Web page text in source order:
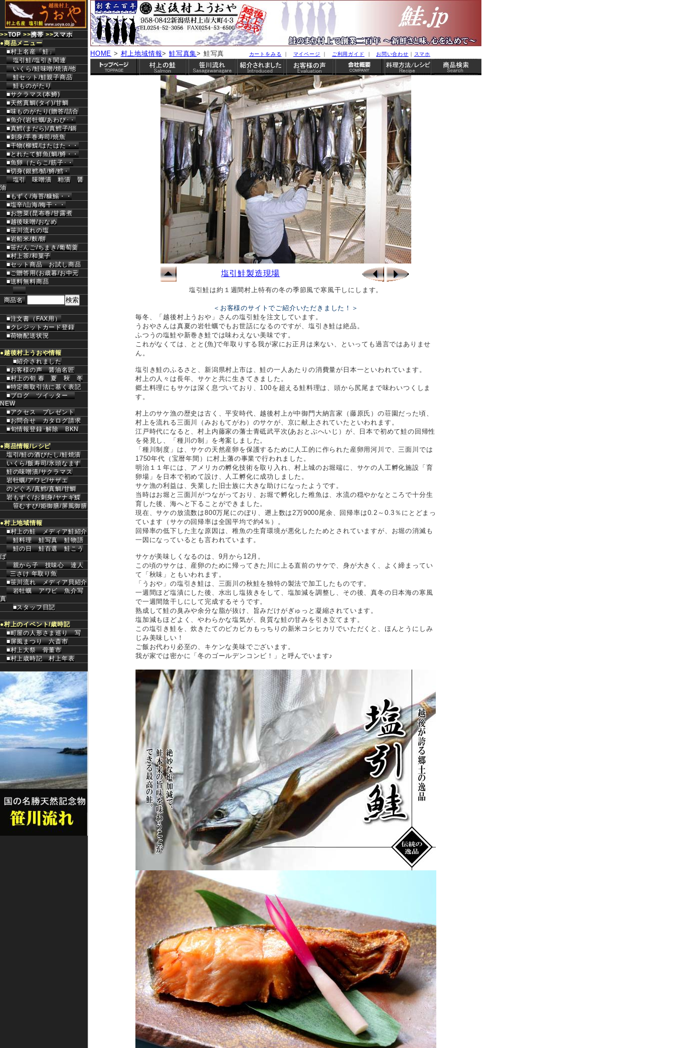
HOME > 村上地域情報>鮭写真集> 鮭写真 カートをみる ｜ マイページ ｜ ご利用ガイド ｜ お問い合わせ ｜ スマホ
塩引鮭製造現場
塩引鮭は約１週間村上特有の冬の季節風で寒風干しにします。
＜お客様のサイトでご紹介いただきました！＞
毎冬、「越後村上うおや」さんの塩引鮭を注文しています。
うおやさんは真夏の岩牡蠣でもお世話になるのですが、塩引き鮭は絶品。
ふつうの塩鮭や新巻き鮭では味わえない美味です。
これがなくては、とと(魚)で年取りする我が家にお正月は来ない、といっても過言ではありませ
ん。
塩引き鮭のふるさと、新潟県村上市は、鮭の一人あたりの消費量が日本一といわれています。
村上の人々は長年、サケと共に生きてきました。
郷土料理にもサケは深く息づいており、100を超える鮭料理は、頭から尻尾まで味わいつくしま
す。
村上のサケ漁の歴史は古く、平安時代、越後村上が中御門大納言家（藤原氏）の荘園だった頃、
村上を流れる三面川（みおもてがわ）のサケが、京に献上されていたといわれます。
江戸時代になると、村上内藤家の藩士青砥武平次(あおとぶへいじ）が、日本で初めて鮭の回帰性
を発見し、「種川の制」を考案しました。
「種川制度」は、サケの天然産卵を保護するために人工的に作られた産卵用河川で、三面川では
1750年代（宝暦年間）に村上藩の事業で行われました。
明治１１年には、アメリカの孵化技術を取り入れ、村上城のお堀端に、サケの人工孵化施設「育
卵場」を日本で初めて設け、人工孵化に成功しました。
サケ漁の利益は、失業した旧士族に大きな助けになったようです。
当時はお堀と三面川がつながっており、お堀で孵化した稚魚は、水流の穏やかなところで十分生
育した後、海へと下ることができました。
現在、サケの放流数は800万尾にのぼり、遡上数は2万9000尾余、回帰率は0.2～0.3％にとどまっ
ています（サケの回帰率は全国平均で約4％）。
回帰率の低下した主な原因は、稚魚の生育環境が悪化したためとされていますが、お堀の消滅も
一因になっているとも言われています。
サケが美味しくなるのは、9月から12月。
この頃のサケは、産卵のために帰ってきた川に上る直前のサケで、身が大きく、よく締まってい
て「秋味」ともいわれます。
「うおや」の塩引き鮭は、三面川の秋鮭を独特の製法で加工したものです。
一週間ほど塩漬にした後、水出し塩抜きをして、塩加減を調整し、その後、真冬の日本海の寒風
で一週間陰干しにして完成するそうです。
熟成して鮭の臭みや余分な脂が抜け、旨みだけがぎゅっと凝縮されています。
塩加減もほどよく、やわらかな塩気が、良質な鮭の甘みを引き立てます。
この塩引き鮭を、炊きたてのピカピカもっちりの新米コシヒカリでいただくと、ほんとうにしみ
じみ美味しい！
ご飯お代わり必至の、キケンな美味でございます。
我が家では密かに「冬のゴールデンコンビ！」と呼んでいます♪
>>TOP >>携帯 >>スマホ
●商品メニュー
■村上名産「鮭」
塩引鮭/塩引き関連
いくら/鮭味噌/焼漬/他
鮭セット/鮭親子商品
鮭ものがたり
■サクラマス(本鱒)
■天然真鯛(タイ)/甘鯛
■味ものがたり(贈答/詰合
■魚介(岩牡蠣/あわび･・
■真鱈(まだら)/真鱈子/鍋
■刺身/手巻寿司/焼魚
■干物(柳鰈/はたはた・・
■とれたて鮮魚(鯛/鱒・・
■魚卵（たらこ/筋子･・
■切身(銀鱈/鯖/鱒/鱈・
塩引
味噌漬 粕漬
醤
油
■もずく/海苔/糠鰯・・
■塩辛/山海/梅干・・
■お惣菜(昆布巻/甘露煮
■越後味噌/おなめ
■笹川流れの塩
■岩船米/麩/餅
■笹だんご/ちまき/葡萄羹
■村上茶/和菓子
■セット商品お試し商品
■ご贈答用(お歳暮/お中元
■送料無料商品
商品名
■注文書（FAX用）
■クレジットカード登録
■荷物配送状況
●越後村上うおや情報
■紹介されました
■お客様の声醤油名匠
■村上の旬/ 春 夏 秋
冬
■特定商取引法に基く表記
■ブログツイッター
NEW
■アクセスプレゼント
■お問合せカタログ請求
■旬情報登録･解除BKN
●商品情報/レシピ
塩引/鮭の酒びたし/鮭焼漬
いくら/飯寿司/氷頭なます
鮭の味噌漬/サクラマス
岩牡蠣/アワビ/サザエ
のどぐろ/真鱈/真鯛/甘鯛
岩もずく/お刺身/ヤナギ鰈
笹むすび/姫御膳/屏風御膳
●村上地域情報
■村上の鮭メディア鮭紹介
鮭料理鮭写真鮭物語
鮭の日鮭百選鮭こう
ば
親から子技味心達人
三さけ年取り魚
■笹川流れメディア貝紹介
岩牡蠣アワビ魚介写
真
■スタッフ日記
●村上のイベント/歳時記
■町屋の人形さま巡り写
■屏風まつり六斎市
■村上大祭骨董市
■村上歳時記村上年表